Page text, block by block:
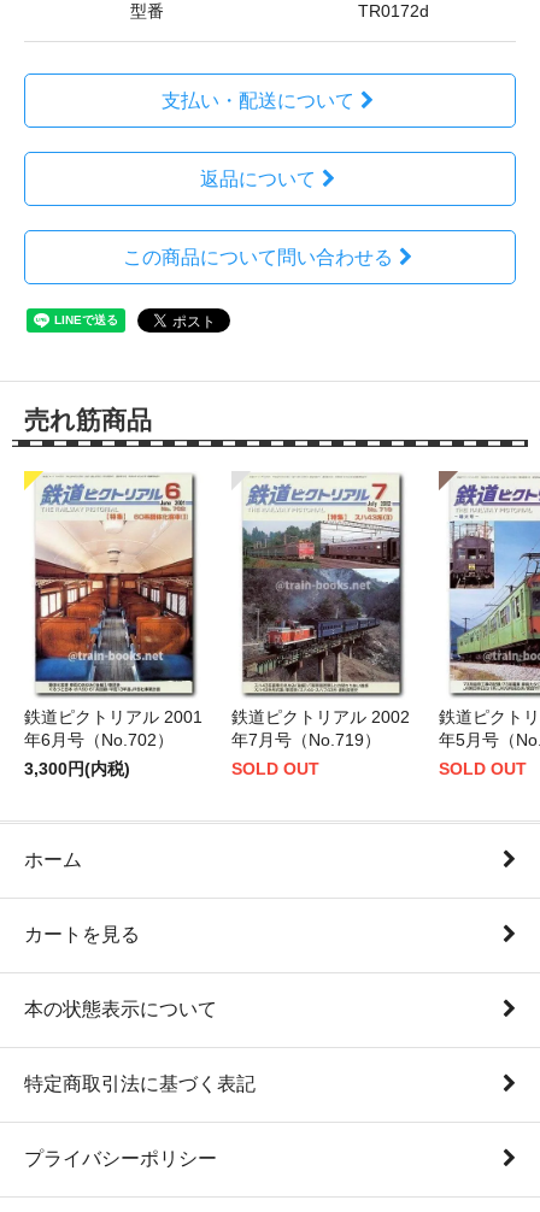
型番 TR0172d
支払い・配送について
返品について
この商品について問い合わせる
売れ筋商品
鉄道ピクトリアル 2001
年6月号（No.702）
3,300円(内税)
鉄道ピクトリアル 2002
年7月号（No.719）
SOLD OUT
鉄道ピクト
年5月号（
SOLD OUT
ホーム
カートを見る
本の状態表示について
特定商取引法に基づく表記
プライバシーポリシー